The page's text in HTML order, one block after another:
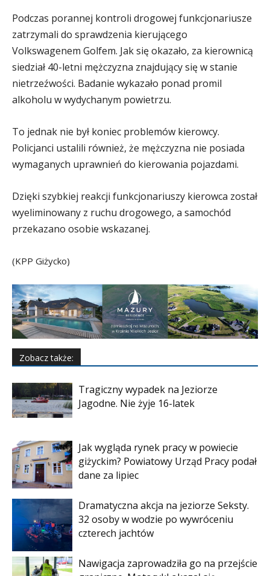
Podczas porannej kontroli drogowej funkcjonariusze
zatrzymali do sprawdzenia kierującego
Volkswagenem Golfem. Jak się okazało, za kierownicą
siedział 40-letni mężczyzna znajdujący się w stanie
nietrzeźwości. Badanie wykazało ponad promil
alkoholu w wydychanym powietrzu.
To jednak nie był koniec problemów kierowcy.
Policjanci ustalili również, że mężczyzna nie posiada
wymaganych uprawnień do kierowania pojazdami.
Dzięki szybkiej reakcji funkcjonariuszy kierowca został
wyeliminowany z ruchu drogowego, a samochód
przekazano osobie wskazanej.
(KPP Giżycko)
Zobacz także:
Tragiczny wypadek na Jeziorze
Jagodne. Nie żyje 16-latek
Jak wygląda rynek pracy w powiecie
giżyckim? Powiatowy Urząd Pracy podał
dane za lipiec
Dramatyczna akcja na jeziorze Seksty.
32 osoby w wodzie po wywróceniu
czterech jachtów
Nawigacja zaprowadziła go na przejście